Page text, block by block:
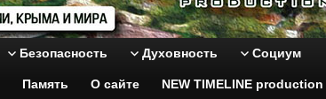
Безопасность Духовность Социум
Память О сайте NEW TIMELINE production